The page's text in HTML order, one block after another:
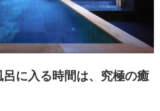
に入る時間は、究極の癒